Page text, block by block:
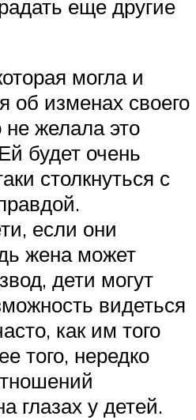
еще другие
могла и
об изменах своего
не желала это
будет очень
столкнуться с
если они
жена может
дети могут
видеться
как им того
того, нередко
глазах у детей.